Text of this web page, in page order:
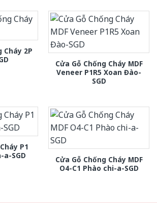
Cháy 2P
Cửa Gỗ Chống Cháy MDF
Veneer P1R5 Xoan Đào-
SGD
P1
SGD
Cửa Gỗ Chống Cháy MDF
O4-C1 Phào chi-a-SGD